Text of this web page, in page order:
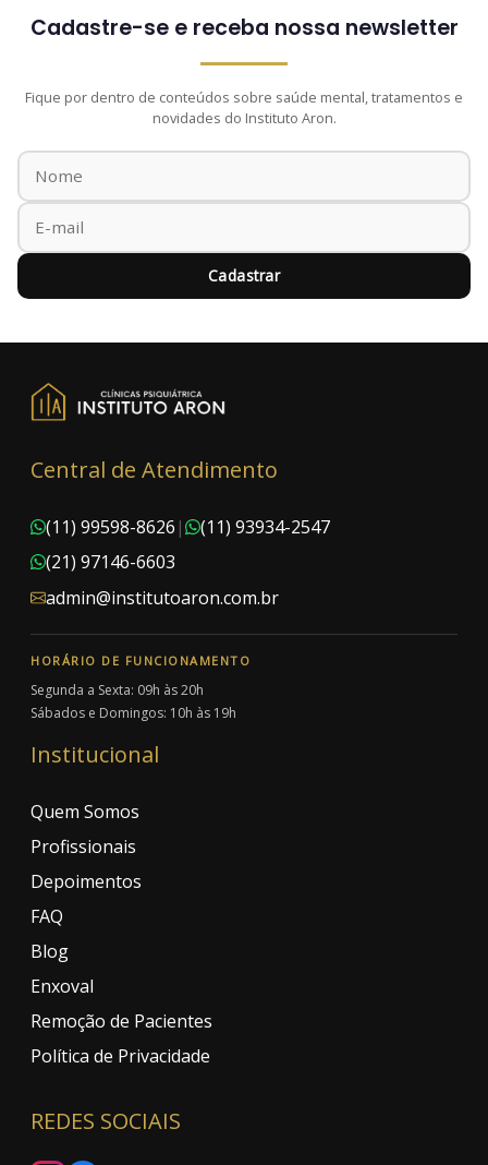
Cadastre-se e receba nossa newsletter
Fique por dentro de conteúdos sobre saúde mental, tratamentos e
novidades do Instituto Aron.
Cadastrar
Central de Atendimento
(11) 99598-8626 |
(11) 93934-2547
(21) 97146-6603
admin@institutoaron.com.br
HORÁRIO DE FUNCIONAMENTO
Segunda a Sexta: 09h às 20h
Sábados e Domingos: 10h às 19h
Institucional
Quem Somos
Profissionais
Depoimentos
FAQ
Blog
Enxoval
Remoção de Pacientes
Política de Privacidade
REDES SOCIAIS